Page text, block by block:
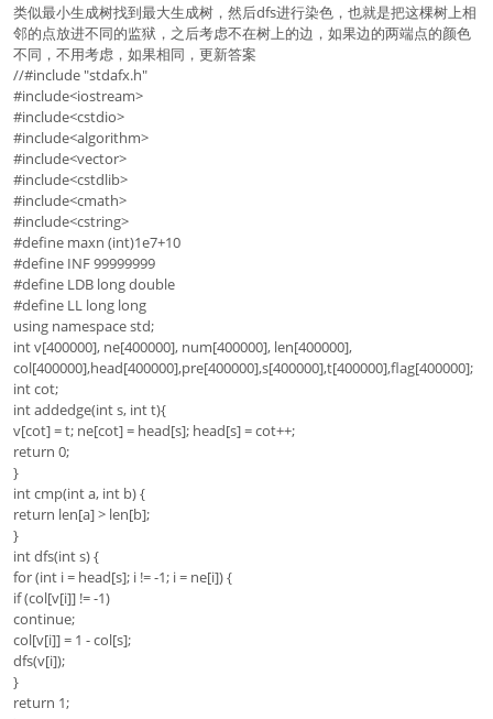
类似最小生成树找到最大生成树，然后dfs进行染色，也就是把这棵树上相
邻的点放进不同的监狱，之后考虑不在树上的边，如果边的两端点的颜色
不同，不用考虑，如果相同，更新答案
//#include "stdafx.h"
#include<iostream>
#include<cstdio>
#include<algorithm>
#include<vector>
#include<cstdlib>
#include<cmath>
#include<cstring>
#define maxn (int)1e7+10
#define INF 99999999
#define LDB long double
#define LL long long
using namespace std;
int v[400000], ne[400000], num[400000], len[400000],
col[400000],head[400000],pre[400000],s[400000],t[400000],flag[400000];
int cot;
int addedge(int s, int t){
v[cot] = t; ne[cot] = head[s]; head[s] = cot++;
return 0;
}
int cmp(int a, int b) {
return len[a] > len[b];
}
int dfs(int s) {
for (int i = head[s]; i != -1; i = ne[i]) {
if (col[v[i]] != -1)
continue;
col[v[i]] = 1 - col[s];
dfs(v[i]);
}
return 1;